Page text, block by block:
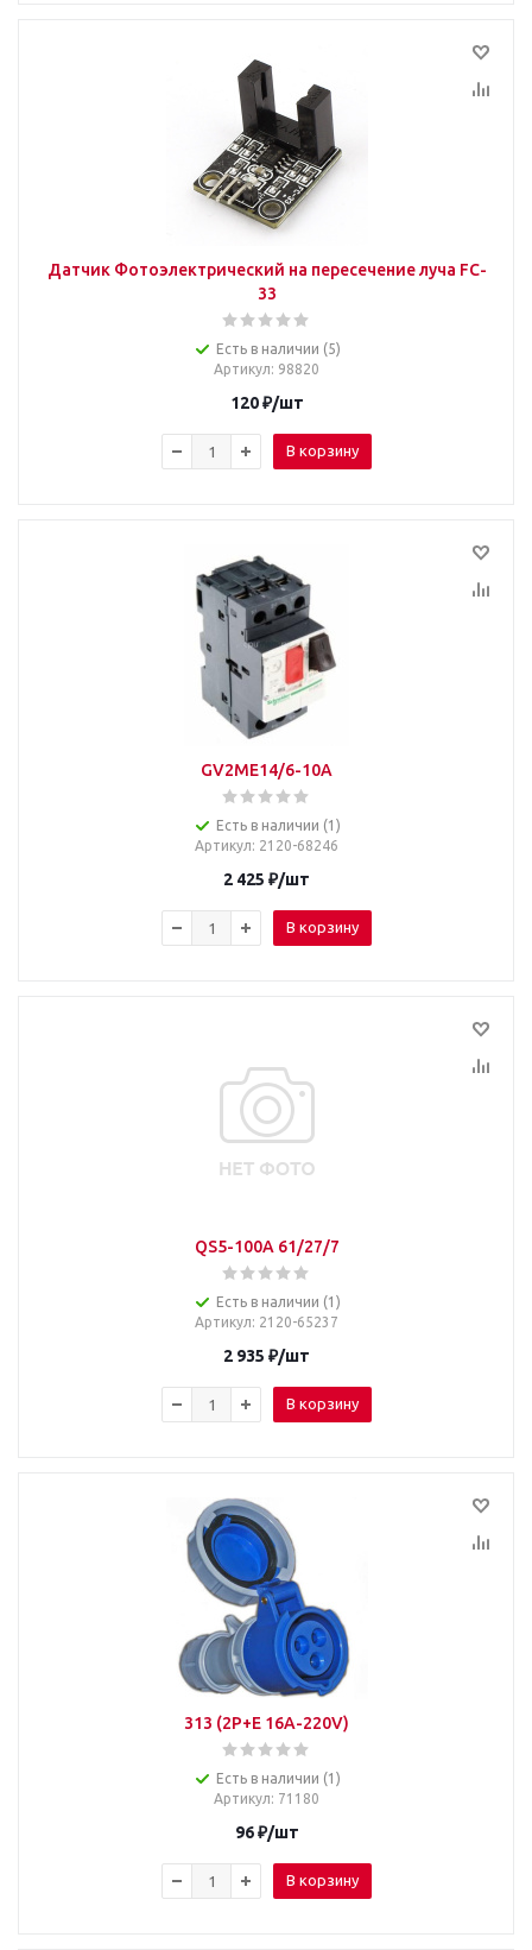
Датчик Фотоэлектрический на пересечение луча FC-
33
Есть в наличии (5)
Артикул: 98820
120₽/шт
В корзину
GV2ME14/6-10A
Есть в наличии (1)
Артикул: 2120-68246
2 425 ₽/шт
В корзину
QS5-100A 61/27/7
Есть в наличии (1)
Артикул: 2120-65237
2 935 ₽/шт
В корзину
313 (2P+E 16A-220V)
Есть в наличии (1)
Артикул: 71180
96₽/шт
В корзину